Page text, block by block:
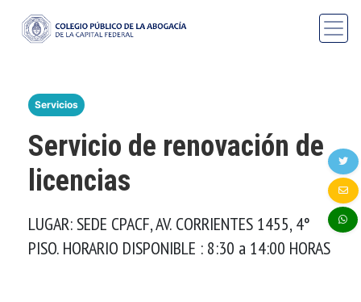
Servicios
Servicio de renovación de
licencias
LUGAR: SEDE CPACF, AV. CORRIENTES 1455, 4°
PISO. HORARIO DISPONIBLE : 8:30 a 14:00 HORAS